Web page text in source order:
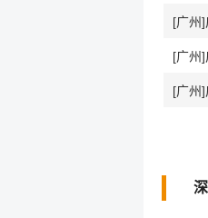
[广州
[广州
[广州